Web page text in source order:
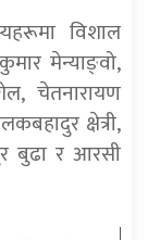
विशाल
मेन्याङ्वो,
चेतनारायण
क्षेत्री,
बुढा र आरसी